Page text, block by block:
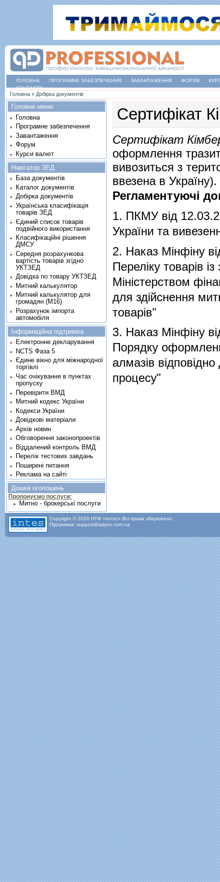
ГОЛОВНА ПРОГРАМНЕ ЗАБЕЗПЕЧЕННЯ ЗАВАНТАЖЕННЯ ФОРУМ
КОНТАКТИ
Ви є тут
Головна » Добірка документів
Сертифікат
Сертифікат
оформлення
вивозиться з
ввезена в Україну).
Регламентуючі
1. ПКМУ від
України та
2. Наказ Мінфіну
Перелiку товарiв
Мiнiстерством
для здiйснення
товарiв"
3. Наказ Мінфіну
Порядку
алмазiв вiдповiдно
процесу"
Головне меню
Головна
Програмне забезпечення
Завантаження
Форум
Курси валют
Навігатор ЗЕД
База документів
Каталог документів
Добірка документів
Українська класифікація
товарів ЗЕД
Єдиний список товарів
подвійного використання
Класифікаційні рішення
ДМСУ
Середня розрахункова
вартість товарів згідно
УКТЗЕД
Довідка по товару УКТЗЕД
Митний калькулятор
Митний калькулятор для
громадян (М16)
Розрахунок імпорта
автомобіля
Інформаційна підтримка
Електронне декларування
NCTS Фаза 5
Єдине вікно для міжнародної
торгівлі
Час очікування в пунктах
пропуску
Перевірити ВМД
Митний кодекс України
Кодекси України
Довідкові матеріали
Архів новин
Обговорення законопроектів
Віддалений контроль ВМД
Перелік тестових завдань
Поширені питання
Реклама на сайті
Дошка оголошень
Пропонуємо послуги:
Митно - брокерські послуги
Copyright © 2026 НТФ «Інтес» Всі права збережено.
Підтримка: support@qdpro.com.ua